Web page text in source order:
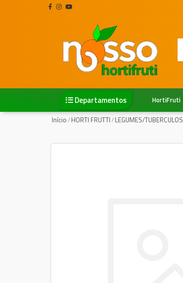
Departamentos
HortiFruti
Início/HORTI FRUTTI/LEGUMES/TUBERCULOS